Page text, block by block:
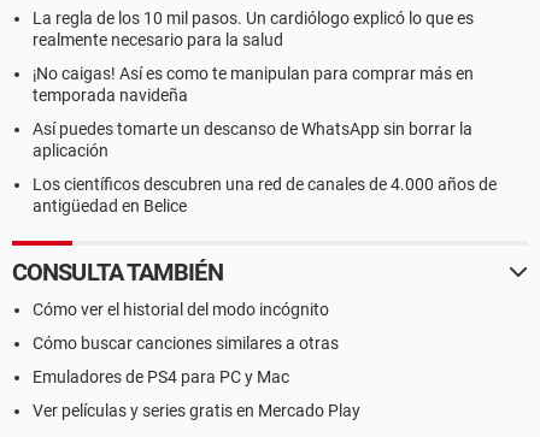
La regla de los 10 mil pasos. Un cardiólogo explicó lo que es
realmente necesario para la salud
¡No caigas! Así es como te manipulan para comprar más en
temporada navideña
Así puedes tomarte un descanso de WhatsApp sin borrar la
aplicación
Los científicos descubren una red de canales de 4.000 años de
antigüedad en Belice
CONSULTA TAMBIÉN
Cómo ver el historial del modo incógnito
Cómo buscar canciones similares a otras
Emuladores de PS4 para PC y Mac
Ver películas y series gratis en Mercado Play